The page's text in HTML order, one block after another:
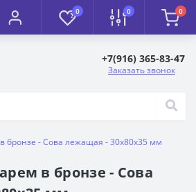
0 0 0
+7(916) 365-83-47
Заказать звонок
бронзе - Сова лежащая - 30х80х35 мм
в бронзе - Сова